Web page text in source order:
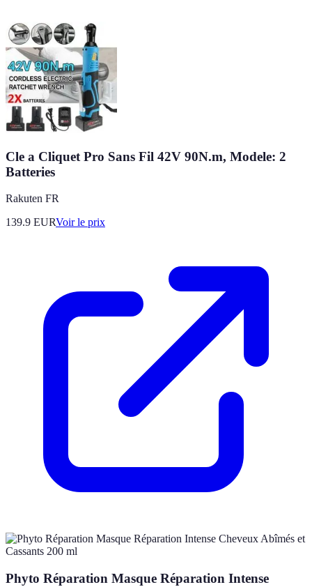
Cle a Cliquet Pro Sans Fil 42V 90N.m, Modele: 2
Batteries
Rakuten FR
139.9 EURVoir le prix
Phyto Réparation Masque Réparation Intense